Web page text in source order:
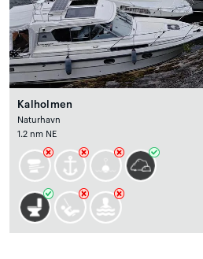
Kalholmen
Naturhavn
1.2 nm NE